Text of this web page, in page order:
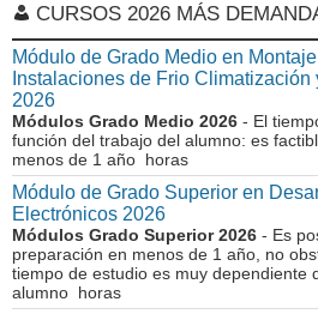
CURSOS 2026 MÁS
Módulo de Grado Medio en
Instalaciones de Frio
2026
Módulos Grado Medio 2026 - El
función del trabajo del alumno: es
menos de 1 año horas
Módulo de Grado Superior en
Electrónicos 2026
Módulos Grado Superior 2026 - Es
preparación en menos de 1 año, no
tiempo de estudio es muy dependiente
alumno horas